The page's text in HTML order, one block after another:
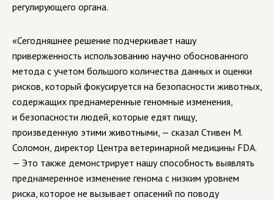
регулирующего органа.
«Сегодняшнее решение подчеркивает нашу
приверженность использованию научно обоснованного
метода с учетом большого количества данных и оценки
рисков, который фокусируется на безопасности животных,
содержащих преднамеренные геномные изменения,
и безопасности людей, которые едят пищу,
произведенную этими животными, — сказал Стивен М.
Соломон, директор Центра ветеринарной медицины FDA.
— Это также демонстрирует нашу способность выявлять
преднамеренное изменение генома с низким уровнем
риска, которое не вызывает опасений по поводу